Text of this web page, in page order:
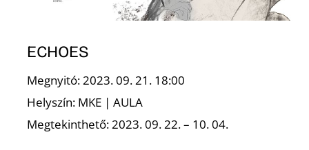
ECHOES
Megnyitó: 2023. 09. 21. 18:00
Helyszín: MKE | AULA
Megtekinthető: 2023. 09. 22. – 10. 04.